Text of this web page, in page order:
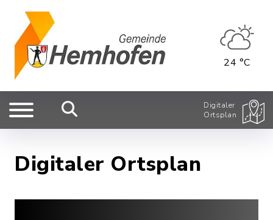
24 °C
Digitaler
Ortsplan
Digitaler Ortsplan